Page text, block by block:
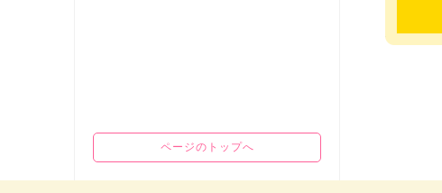
ページのトップへ